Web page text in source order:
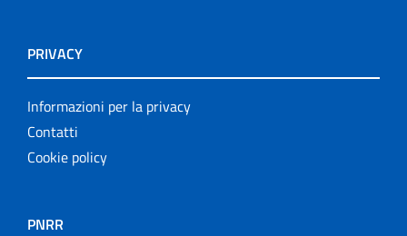
PRIVACY
Informazioni per la privacy
Contatti
Cookie policy
PNRR